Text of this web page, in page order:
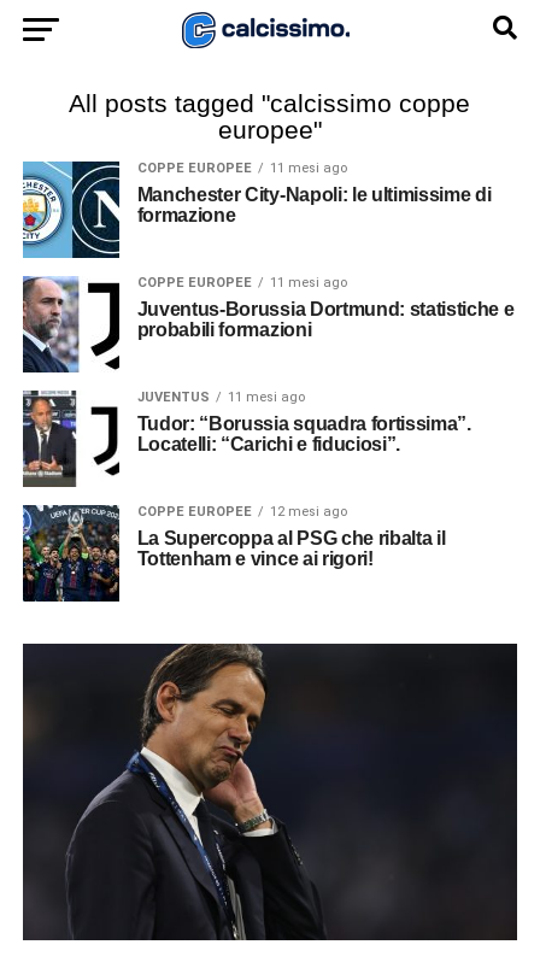
All posts tagged "calcissimo coppe
europee"
COPPE EUROPEE 11 mesi ago
Manchester City-Napoli: le ultimissime di
formazione
COPPE EUROPEE 11 mesi ago
Juventus-Borussia Dortmund: statistiche e
probabili formazioni
JUVENTUS 11 mesi ago
Tudor: “Borussia squadra fortissima”.
Locatelli: “Carichi e fiduciosi”.
COPPE EUROPEE 12 mesi ago
La Supercoppa al PSG che ribalta il
Tottenham e vince ai rigori!